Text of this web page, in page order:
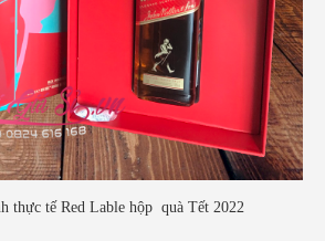
thực tế Red Lable hộp quà Tết 2022